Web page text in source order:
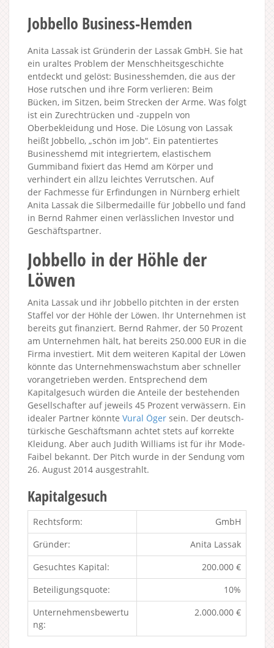
Jobbello Business-Hemden
Anita Lassak ist Gründerin der Lassak GmbH. Sie hat
ein uraltes Problem der Menschheitsgeschichte
entdeckt und gelöst: Businesshemden, die aus der
Hose rutschen und ihre Form verlieren: Beim
Bücken, im Sitzen, beim Strecken der Arme. Was folgt
ist ein Zurechtrücken und -zuppeln von
Oberbekleidung und Hose. Die Lösung von Lassak
heißt Jobbello, „schön im Job“. Ein patentiertes
Businesshemd mit integriertem, elastischem
Gummiband fixiert das Hemd am Körper und
verhindert ein allzu leichtes Verrutschen. Auf
der Fachmesse für Erfindungen in Nürnberg erhielt
Anita Lassak die Silbermedaille für Jobbello und fand
in Bernd Rahmer einen verlässlichen Investor und
Geschäftspartner.
Jobbello in der Höhle der
Löwen
Anita Lassak und ihr Jobbello pitchten in der ersten
Staffel vor der Höhle der Löwen. Ihr Unternehmen ist
bereits gut finanziert. Bernd Rahmer, der 50 Prozent
am Unternehmen hält, hat bereits 250.000 EUR in die
Firma investiert. Mit dem weiteren Kapital der Löwen
könnte das Unternehmenswachstum aber schneller
vorangetrieben werden. Entsprechend dem
Kapitalgesuch würden die Anteile der bestehenden
Gesellschafter auf jeweils 45 Prozent verwässern. Ein
idealer Partner könnte Vural Öger sein. Der deutsch-
türkische Geschäftsmann achtet stets auf korrekte
Kleidung. Aber auch Judith Williams ist für ihr Mode-
Faibel bekannt. Der Pitch wurde in der Sendung vom
26. August 2014 ausgestrahlt.
Kapitalgesuch
Rechtsform:
GmbH
Gründer:
Anita Lassak
Gesuchtes Kapital:
200.000 €
Beteiligungsquote:
10%
Unternehmensbewertu
ng:
2.000.000 €